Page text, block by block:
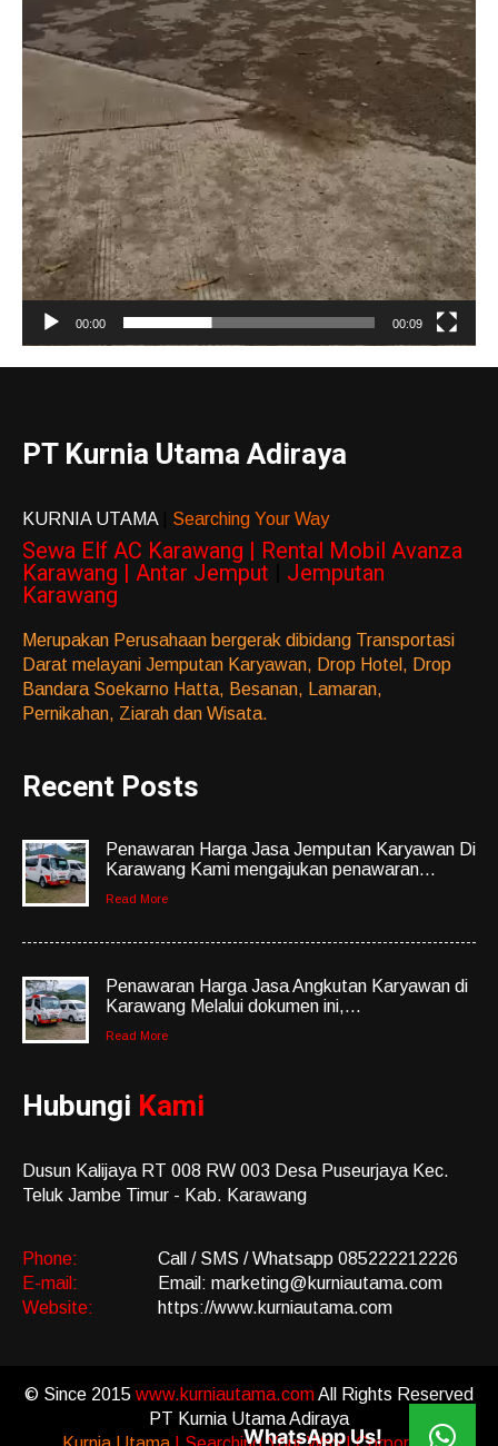
00:00 00:09
PT Kurnia Utama Adiraya
KURNIA UTAMA Searching Your Way
Sewa Elf AC Karawang | Rental Mobil Avanza
Karawang | Antar Jemput
Jemputan
Karawang
Merupakan Perusahaan bergerak dibidang Transportasi
Darat melayani Jemputan Karyawan, Drop Hotel, Drop
Bandara Soekarno Hatta, Besanan, Lamaran,
Pernikahan, Ziarah dan Wisata.
Recent Posts
Penawaran Harga Jasa Jemputan Karyawan Di
Karawang Kami mengajukan penawaran...
Read More
Penawaran Harga Jasa Angkutan Karyawan di
Karawang Melalui dokumen ini,...
Read More
Hubungi Kami
Dusun Kalijaya RT 008 RW 003 Desa Puseurjaya Kec.
Teluk Jambe Timur - Kab. Karawang
Phone:
Call / SMS / Whatsapp 085222212226
E-mail:
Email: marketing@kurniautama.com
Website:
https://www.kurniautama.com
© Since 2015 www.kurniautama.comAll Rights Reserved
PT Kurnia Utama Adiraya
WhatsApp Us!